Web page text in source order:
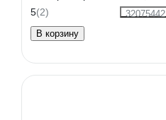
INOX+AL фрезерованный
5(2)
32075442
В корзину